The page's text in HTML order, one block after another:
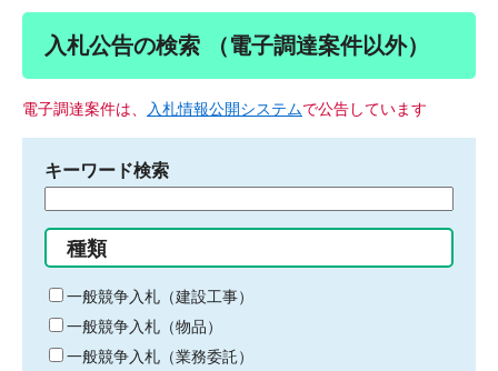
入札公告の検索 （電子調達案件以外）
電子調達案件は、 入札情報公開システムで公告しています
キーワード検索
る
キ
ー
ワ
ー
種類
一般競争入札（建設工事）
一般競争入札（物品）
一般競争入札（業務委託）